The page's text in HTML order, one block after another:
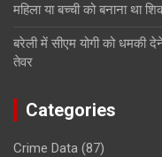
महिला या बच्ची को बनाना था
बरेली में सीएम योगी को धमकी
तेवर
Categories
Crime Data (87)